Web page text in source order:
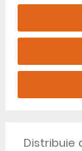
Distribuie